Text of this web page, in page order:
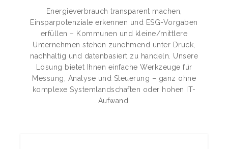
Energieverbrauch transparent machen,
Einsparpotenziale erkennen und ESG-Vorgaben
erfüllen – Kommunen und kleine/mittlere
Unternehmen stehen zunehmend unter Druck,
nachhaltig und datenbasiert zu handeln. Unsere
Lösung bietet Ihnen einfache Werkzeuge für
Messung, Analyse und Steuerung – ganz ohne
komplexe Systemlandschaften oder hohen IT-
Aufwand.